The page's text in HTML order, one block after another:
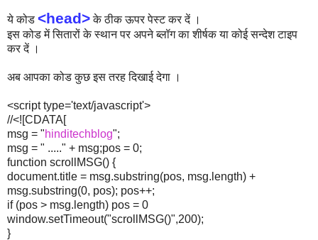
ये कोड <head>के ठीक ऊपर पेस्ट कर दें ।
इस कोड में सितारों के स्थान पर अपने ब्लॉग का शीर्षक या कोई सन्देश टाइप
कर दें ।
अब आपका कोड कुछ इस तरह दिखाई देगा ।
<script type='text/javascript'>
//<![CDATA[
msg = "hinditechblog";
msg = " ....." + msg;pos = 0;
function scrollMSG() {
document.title = msg.substring(pos, msg.length) +
msg.substring(0, pos); pos++;
if (pos > msg.length) pos = 0
window.setTimeout("scrollMSG()",200);
}